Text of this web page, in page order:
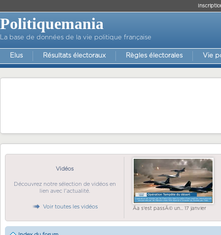
Politiquemania
La base de données de la vie politique française
Elus Résultats électoraux Règles électorales Vie
Vidéos
Découvrez notre sélection de vidéos en
lien avec l'actualité.
Voir toutes les vidéos Ãa s'est passÃ© un... 17 janvier